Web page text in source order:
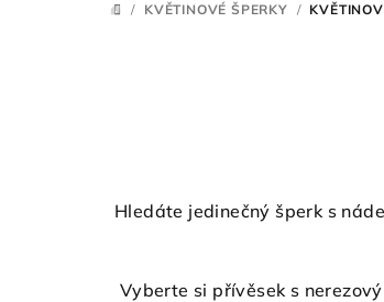
DOMŮ
/ KVĚTINOVÉ ŠPERKY /
Hledáte jedinečný šperk s
Vyberte si přívěsek s